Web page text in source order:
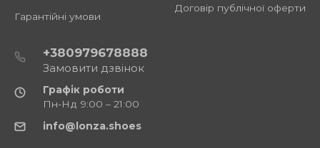
Гарантійні умови
Договір публічної оферти
+380979678888
Замовити дзвінок
Графік роботи
Пн-Нд 9:00 – 21:00
info@lonza.shoes